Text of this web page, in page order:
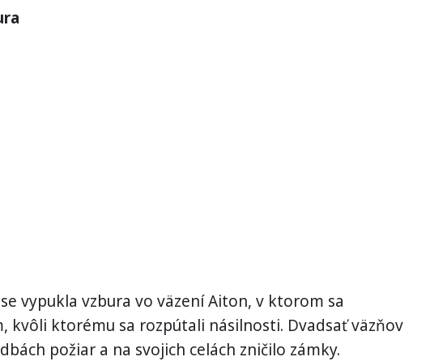
vypukla vzbura vo väzení Aiton, v ktorom sa
kvôli ktorému sa rozpútali násilnosti. Dvadsať väzňov
požiar a na svojich celách zničilo zámky.